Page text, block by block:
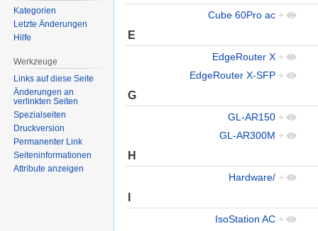
Cube 60Pro ac +
E
EdgeRouter X +
EdgeRouter X-SFP +
G
GL-AR150 +
GL-AR300M +
H
Hardware/ +
I
IsoStation AC +
Kategorien
Letzte Änderungen
Hilfe
Werkzeuge
Links auf diese Seite
Änderungen an
verlinkten Seiten
Spezialseiten
Druckversion
Permanenter Link
Seiten­informationen
Attribute anzeigen